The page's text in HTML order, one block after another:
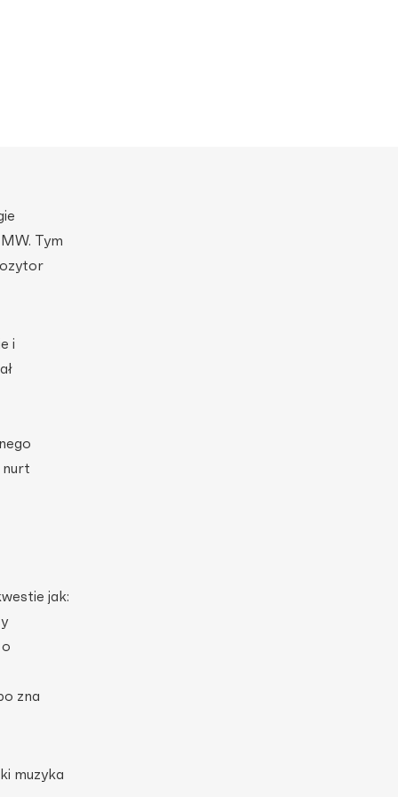
Tym
i
nurt
jak:
zna
muzyka